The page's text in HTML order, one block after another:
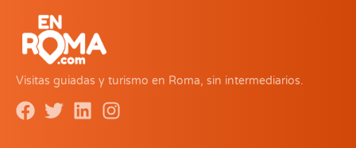
Visitas guiadas y turismo en Roma, sin intermediarios.